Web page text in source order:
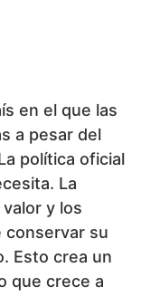
en el que las
a pesar del
política oficial
La
y los
conservar su
Esto crea un
que crece a